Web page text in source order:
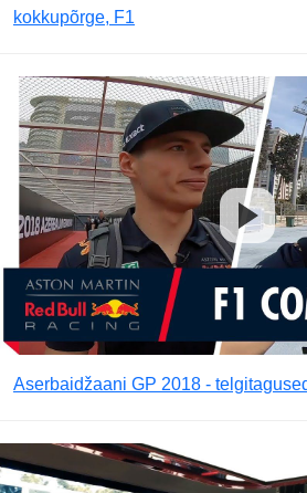
kokkupõrge, F1
Aserbaidžaani GP 2018 -